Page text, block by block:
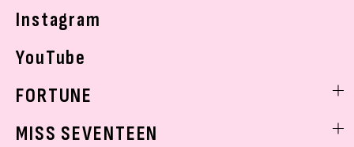
Instagram
YouTube
FORTUNE
MISS SEVENTEEN